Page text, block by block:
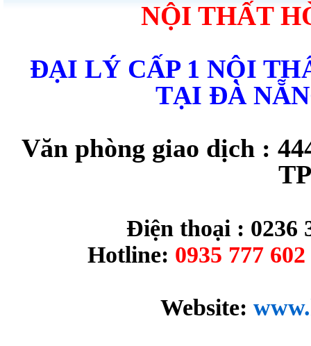
NỘI THẤT
ĐẠI LÝ CẤP 1 NỘI
TẠI ĐÀ
Văn phòng giao dịch :
Điện thoại : 0236
Hotline: 0935 777
Website: